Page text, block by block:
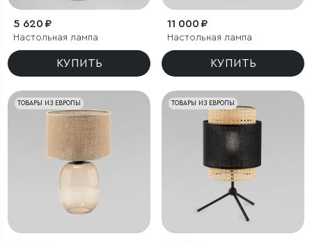
5 620 ₽
Настольная лампа
КУПИТЬ
11 000 ₽
Настольная лампа
КУПИТЬ
ТОВАРЫ ИЗ ЕВРОПЫ ТОВАРЫ ИЗ ЕВРОПЫ